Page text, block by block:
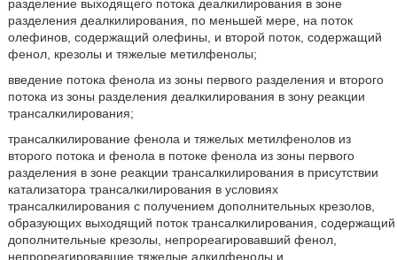
разделение выходящего потока деалкилирования в зоне
разделения деалкилирования, по меньшей мере, на поток
олефинов, содержащий олефины, и второй поток, содержащий
фенол, крезолы и тяжелые метилфенолы;
введение потока фенола из зоны первого разделения и второго
потока из зоны разделения деалкилирования в зону реакции
трансалкилирования;
трансалкилирование фенола и тяжелых метилфенолов из
второго потока и фенола в потоке фенола из зоны первого
разделения в зоне реакции трансалкилирования в присутствии
катализатора трансалкилирования в условиях
трансалкилирования с получением дополнительных крезолов,
образующих выходящий поток трансалкилирования, содержащий
дополнительные крезолы, непрореагировавший фенол,
непрореагировавшие тяжелые алкилфенолы и